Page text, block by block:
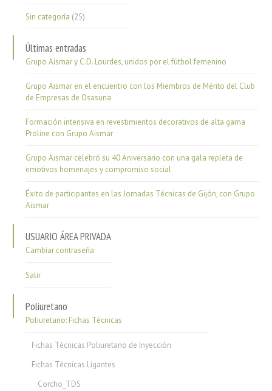
Sin categoría (25)
Últimas entradas
Grupo Aismar y C.D. Lourdes, unidos por el fútbol femenino
Grupo Aismar en el encuentro con los Miembros de Mérito del Club
de Empresas de Osasuna
Formación intensiva en revestimientos decorativos de alta gama
Proline con Grupo Aismar
Grupo Aismar celebró su 40 Aniversario con una gala repleta de
emotivos homenajes y compromiso social
Éxito de participantes en las Jornadas Técnicas de Gijón, con Grupo
Aismar
USUARIO ÁREA PRIVADA
Cambiar contraseña
Salir
Poliuretano
Poliuretano: Fichas Técnicas
Fichas Técnicas Poliuretano de Inyección
Fichas Técnicas Ligantes
Corcho_TDS